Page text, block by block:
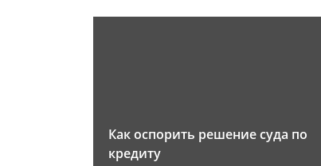
Как оспорить решение суда по
кредиту